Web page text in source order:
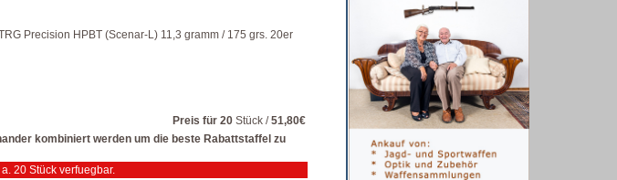
Precision HPBT (Scenar-L) 11,3 gramm / 175 grs. 20er
Preis für 20 Stück /51,80€
kombiniert werden um die beste Rabattstaffel zu
20 Stück verfuegbar.